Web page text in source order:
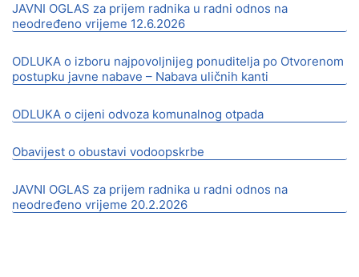
JAVNI OGLAS za prijem radnika u radni odnos na
neodređeno vrijeme 12.6.2026
ODLUKA o izboru najpovoljnijeg ponuditelja po Otvorenom
postupku javne nabave – Nabava uličnih kanti
ODLUKA o cijeni odvoza komunalnog otpada
Obavijest o obustavi vodoopskrbe
JAVNI OGLAS za prijem radnika u radni odnos na
neodređeno vrijeme 20.2.2026